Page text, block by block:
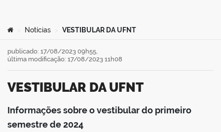
Você está aqui:
Notícias VESTIBULAR DA UFNT
VESTIBULAR DA UFNT
publicado: 17/08/2023 09h55,
última modificação: 17/08/2023 11h08
Informações sobre o vestibular do primeiro
semestre de 2024